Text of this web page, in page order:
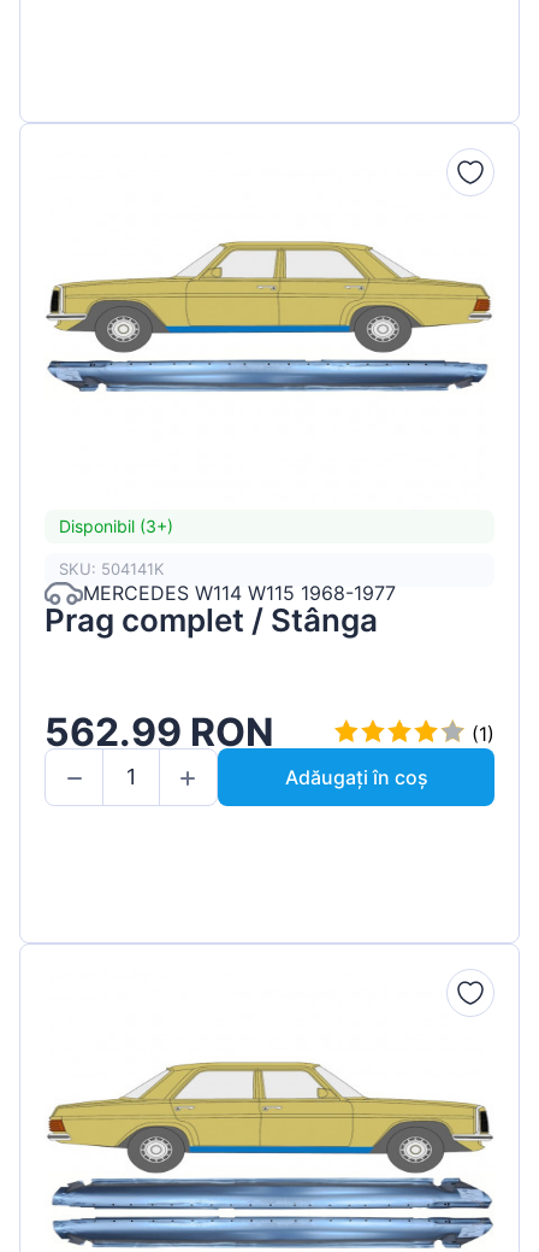
Disponibil (3+)
SKU: 504141K
MERCEDES W114 W115 1968-1977
Prag complet / Stânga
562.99 RON
(1)
Adăugați în coș